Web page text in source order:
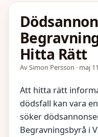
Hitta Rätt
Av Simon Persson · maj
Att hitta rätt
dödsfall kan vara
söker
Begravningsbyrå i